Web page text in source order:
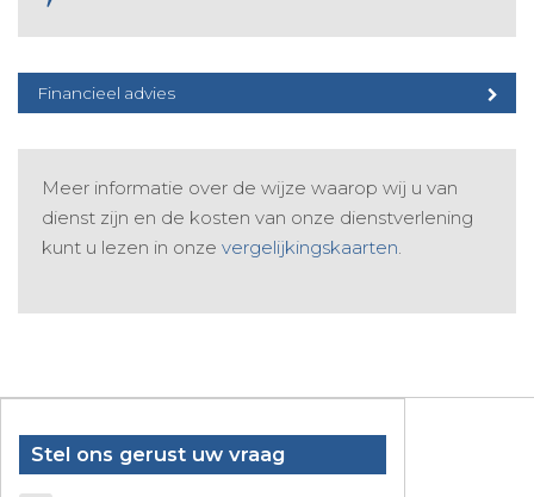
Financieel advies
Meer informatie over de wijze waarop wij u van
dienst zijn en de kosten van onze dienstverlening
kunt u lezen in onze vergelijkingskaarten.
Stel ons gerust uw vraag